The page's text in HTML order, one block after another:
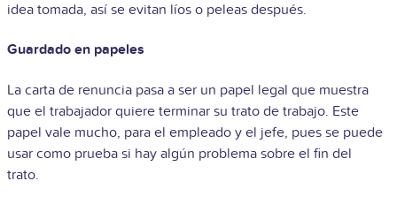
idea tomada, así se evitan líos o peleas después.
Guardado en papeles
La carta de renuncia pasa a ser un papel legal que muestra
que el trabajador quiere terminar su trato de trabajo. Este
papel vale mucho, para el empleado y el jefe, pues se puede
usar como prueba si hay algún problema sobre el fin del
trato.